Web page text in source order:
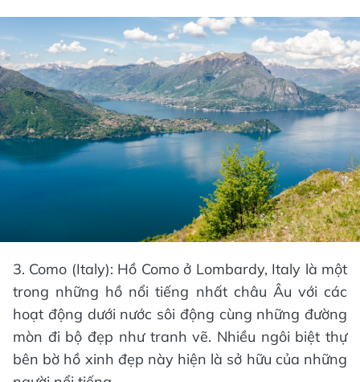
3. Como (Italy): Hồ Como ở Lombardy, Italy là một
trong những hồ nổi tiếng nhất châu Âu với các
hoạt động dưới nước sôi động cùng những đường
mòn đi bộ đẹp như tranh vẽ. Nhiều ngôi biệt thự
bên bờ hồ xinh đẹp này hiện là sở hữu của những